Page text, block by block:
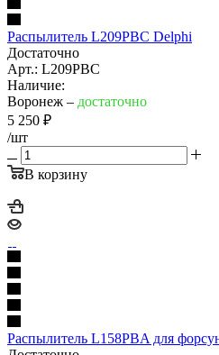
Распылитель L209PBC Delphi
Достаточно
Арт.: L209PBC
Наличие:
Воронеж – достаточно
5 250 ₽
/шт
В корзину
Распылитель L158PBA для